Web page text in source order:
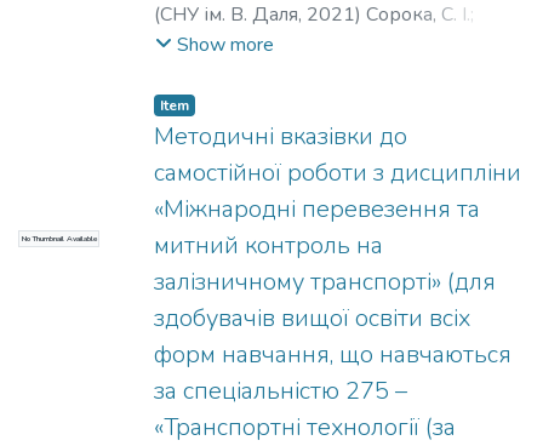
(СНУ ім. В. Даля, 2021) Сорока, С. І.;
Єпіфанова, О. В.
Show more
No Thumbnail Available
Item
Методичні вказівки до
самостійної роботи з дисципліни
«Міжнародні перевезення та
митний контроль на
залізничному транспорті» (для
здобувачів вищої освіти всіх
форм навчання, що навчаються
за спеціальністю 275 –
«Транспортні технології (за